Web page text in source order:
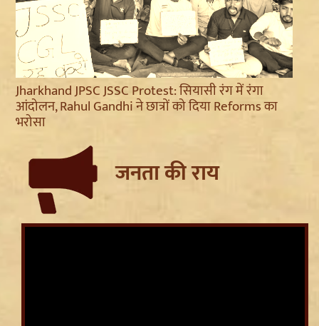
Jharkhand JPSC JSSC Protest: सियासी रंग में रंगा
आंदोलन, Rahul Gandhi ने छात्रों को दिया Reforms का
भरोसा
जनता की राय